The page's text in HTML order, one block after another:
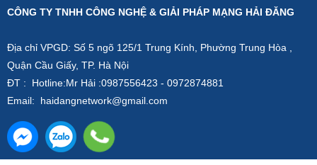
CÔNG TY TNHH CÔNG NGHỆ & GIẢI PHÁP MẠNG HẢI ĐĂNG
Địa chỉ VPGD: Số 5 ngõ 125/1 Trung Kính, Phường Trung Hòa ,
Quận Cầu Giấy, TP. Hà Nội
ĐT : Hotline:Mr Hải :0987556423 - 0972874881
Email: haidangnetwork@gmail.com